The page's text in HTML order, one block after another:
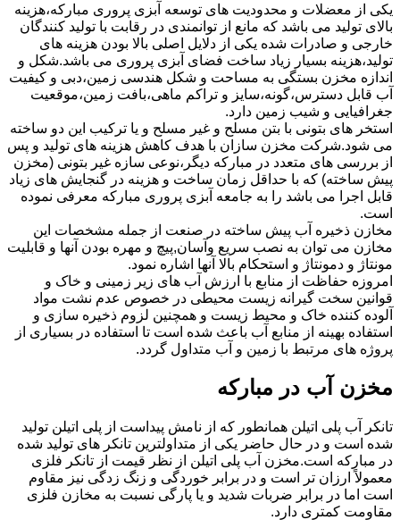
یکی از معضلات و محدودیت های توسعه آبزی پروری مبارکه،هزینه
بالای تولید می باشد که مانع از توانمندی در رقابت با تولید کنندگان
خارجی و صادرات شده یکی از دلایل اصلی بالا بودن هزینه های
تولید،هزینه بسیار زیاد ساخت فضای آبزی پروری می باشد.شکل و
اندازه مخزن بستگی به مساحت و شکل هندسی زمین،دبی و کیفیت
آب قابل دسترس،گونه،سایز و تراکم ماهی،بافت زمین،موقعیت
جغرافیایی و شیب زمین دارد.
استخر های بتونی با بتن مسلح و غیر مسلح و یا ترکیب این دو ساخته
می شود.شرکت مخزن سازان با هدف کاهش هزینه های تولید و پس
از بررسی های متعدد در مبارکه دیگر،نوعی سازه غیر بتونی (مخزن
پیش ساخته) که با حداقل زمان ساخت و هزینه در گنجایش های زیاد
قابل اجرا می باشد را به جامعه آبزی پروری مبارکه معرفی نموده
است.
مخازن ذخیره آب پیش ساخته در صنعت از جمله مشخصات این
مخازن می توان به نصب سریع وآسان,پیچ و مهره بودن آنها و قابلیت
مونتاژ و دمونتاژ و استحکام بالا آنها اشاره نمود.
امروزه حفاظت از منابع با ارزش آب های زیر زمینی و خاک و
قوانین سخت گیرانه زیست محیطی در خصوص عدم نشت مواد
آلوده کننده خاک و محیط زیست و همچنین لزوم ذخیره سازی و
استفاده بهینه از منابع آب باعث شده است تا استفاده در بسیاری از
پروژه های مرتبط با زمین و آب متداول گردد.
مخزن آب در مبارکه
تانکر آب پلی اتیلن همانطور که از نامش پیداست از پلی اتیلن تولید
شده است و در حال حاضر یکی از متداولترین تانکر های تولید شده
در مبارکه است.مخزن آب پلی اتیلن از نظر قیمت از تانکر فلزی
معمولاً ارزان تر است و در برابر خوردگی و زنگ زدگی نیز مقاوم
است اما در برابر ضربات شدید و یا پارگی نسبت به مخازن فلزی
مقاومت کمتری دارد.